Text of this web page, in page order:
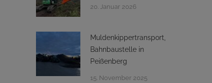
20. Januar 2026
Muldenkippertransport,
Bahnbaustelle in
Peißenberg
15. November 2025